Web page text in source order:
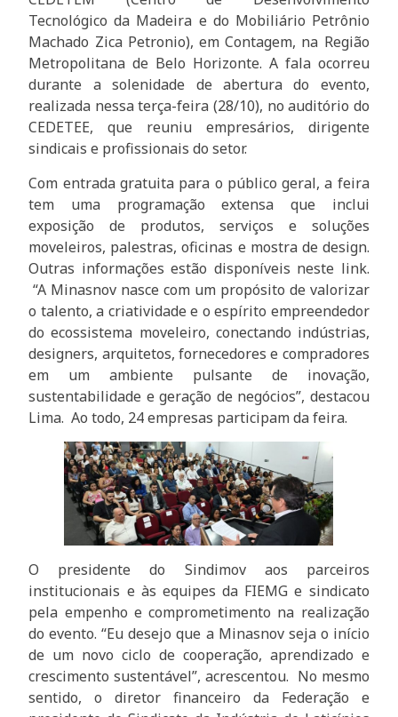
Tecnológico da Madeira e do Mobiliário Petrônio
Machado Zica Petronio), em Contagem, na Região
Metropolitana de Belo Horizonte. A fala ocorreu
durante a solenidade de abertura do evento,
realizada nessa terça-feira (28/10), no auditório do
CEDETEE, que reuniu empresários, dirigente
sindicais e profissionais do setor.
Com entrada gratuita para o público geral, a feira
tem uma programação extensa que inclui
exposição de produtos, serviços e soluções
moveleiros, palestras, oficinas e mostra de design.
Outras informações estão disponíveis neste link.
“A Minasnov nasce com um propósito de valorizar
o talento, a criatividade e o espírito empreendedor
do ecossistema moveleiro, conectando indústrias,
designers, arquitetos, fornecedores e compradores
em um ambiente pulsante de inovação,
sustentabilidade e geração de negócios”, destacou
Lima. Ao todo, 24 empresas participam da feira.
O presidente do Sindimov aos parceiros
institucionais e às equipes da FIEMG e sindicato
pela empenho e comprometimento na realização
do evento. “Eu desejo que a Minasnov seja o início
de um novo ciclo de cooperação, aprendizado e
crescimento sustentável”, acrescentou. No mesmo
sentido, o diretor financeiro da Federação e